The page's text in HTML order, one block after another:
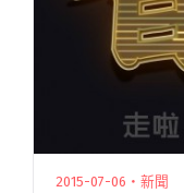
2015-07-06・新聞